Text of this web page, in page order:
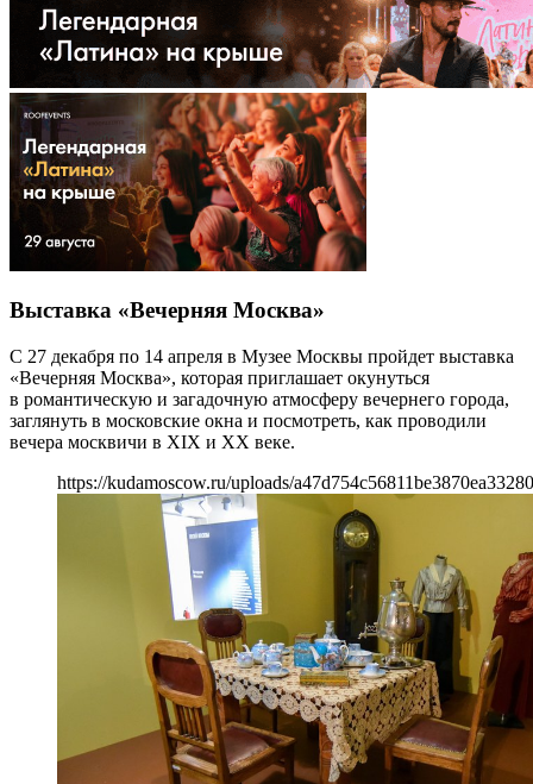
Выставка «Вечерняя Москва»
С 27 декабря по 14 апреля в Музее Москвы пройдет выставка
«Вечерняя Москва», которая приглашает окунуться
в романтическую и загадочную атмосферу вечернего города,
заглянуть в московские окна и посмотреть, как проводили
вечера москвичи в XIX и XX веке.
https://kudamoscow.ru/uploads/